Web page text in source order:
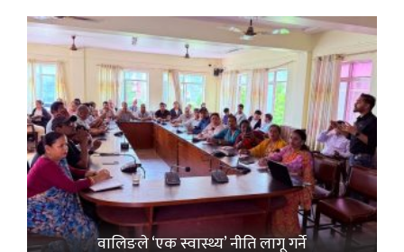
वालिङले ‘एक स्वास्थ्य’ नीति लागू गर्ने